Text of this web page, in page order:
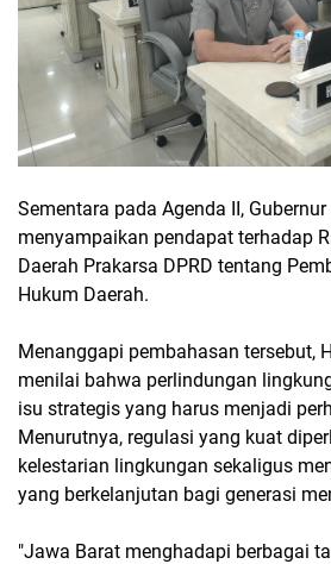
Sementara pada Agenda II,
menyampaikan pendapat terhadap
Daerah Prakarsa DPRD tentang
Hukum Daerah.
Menanggapi pembahasan tersebut,
menilai bahwa perlindungan
isu strategis yang harus menjadi
Menurutnya, regulasi yang kuat
kelestarian lingkungan sekaligus
yang berkelanjutan bagi generasi
"Jawa Barat menghadapi berbagai